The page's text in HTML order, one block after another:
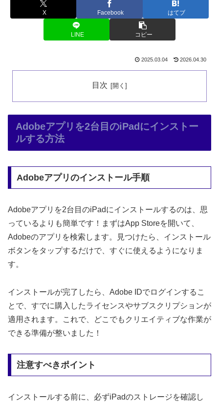
X Facebook はてブ
LINE コピー
2025.03.04 2026.04.30
目次
Adobeアプリを2台目のiPadにインストー
ルする方法
Adobeアプリのインストール手順
Adobeアプリを2台目のiPadにインストールするのは、思
っているよりも簡単です！まずはApp Storeを開いて、
Adobeのアプリを検索します。見つけたら、インストール
ボタンをタップするだけで、すぐに使えるようになりま
す。
インストールが完了したら、Adobe IDでログインするこ
とで、すでに購入したライセンスやサブスクリプションが
適用されます。これで、どこでもクリエイティブな作業が
できる準備が整いました！
注意すべきポイント
インストールする前に、必ずiPadのストレージを確認し